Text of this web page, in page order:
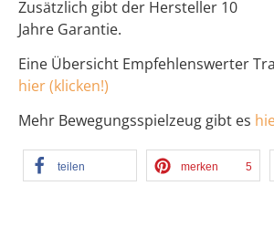
Zusätzlich gibt der Hersteller 10
Jahre Garantie.
Eine Übersicht Empfehlenswerter
hier (klicken!)
Mehr Bewegungsspielzeug gibt es
teilen merken 5